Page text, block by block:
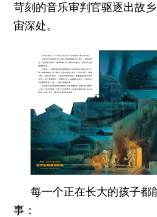
苛刻的音乐审判官驱逐出故
宙深处。
每一个正在长大的孩子都
事：